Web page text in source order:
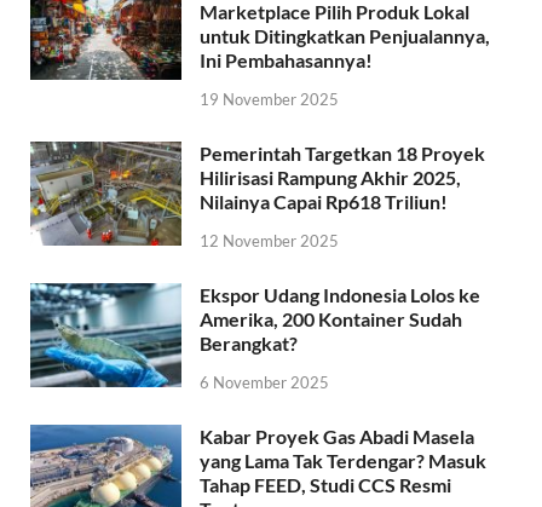
Marketplace Pilih Produk Lokal
untuk Ditingkatkan Penjualannya,
Ini Pembahasannya!
19 November 2025
Pemerintah Targetkan 18 Proyek
Hilirisasi Rampung Akhir 2025,
Nilainya Capai Rp618 Triliun!
12 November 2025
Ekspor Udang Indonesia Lolos ke
Amerika, 200 Kontainer Sudah
Berangkat?
6 November 2025
Kabar Proyek Gas Abadi Masela
yang Lama Tak Terdengar? Masuk
Tahap FEED, Studi CCS Resmi